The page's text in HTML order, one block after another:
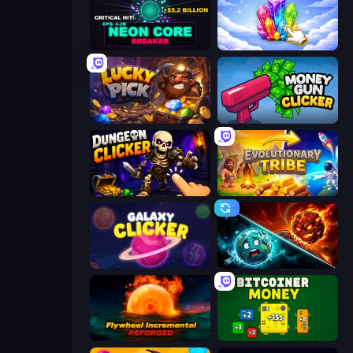
Neon Core Breaker Crystalia Idle Clicker
Lucky Pick Money Gun Clicker
Dungeon Clicker Evolutionary Tribe
Galaxy Clicker PlanetCrush 2
Flywheel Incremental: Reforged BitCoiner